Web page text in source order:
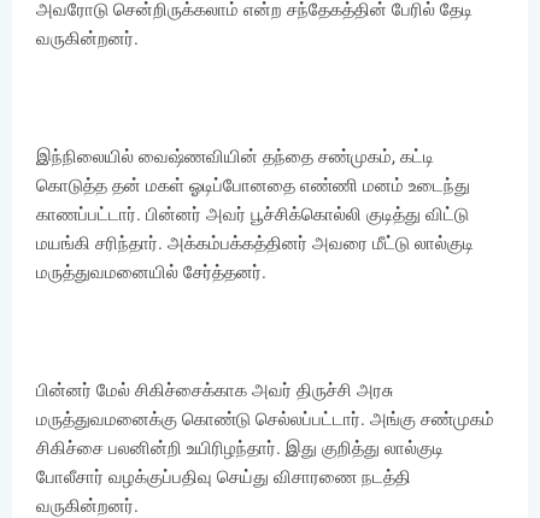
அவரோடு சென்றிருக்கலாம் என்ற சந்தேகத்தின் பேரில் தேடி
வருகின்றனர்.
இந்நிலையில் வைஷ்ணவியின் தந்தை சண்முகம், கட்டி
கொடுத்த தன் மகள் ஓடிப்போனதை எண்ணி மனம் உடைந்து
காணப்பட்டார். பின்னர் அவர் பூச்சிக்கொல்லி குடித்து விட்டு
மயங்கி சரிந்தார். அக்கம்பக்கத்தினர் அவரை மீட்டு லால்குடி
மருத்துவமனையில் சேர்த்தனர்.
பின்னர் மேல் சிகிச்சைக்காக அவர் திருச்சி அரசு
மருத்துவமனைக்கு கொண்டு செல்லப்பட்டார். அங்கு சண்முகம்
சிகிச்சை பலனின்றி உயிரிழந்தார். இது குறித்து லால்குடி
போலீசார் வழக்குப்பதிவு செய்து விசாரணை நடத்தி
வருகின்றனர்.